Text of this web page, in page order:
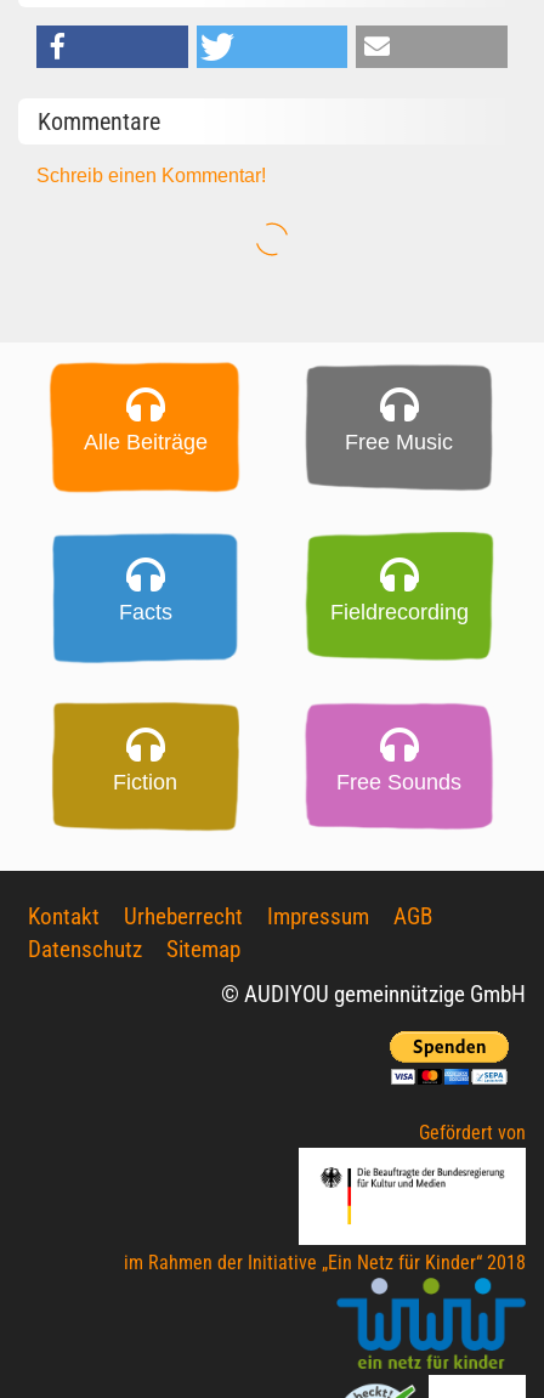
Kommentare
Schreib einen Kommentar!
Alle Beiträge Free Music
Facts Fieldrecording
Fiction Free Sounds
Kontakt Urheberrecht Impressum
AGB
Datenschutz
Sitemap
© AUDIYOU gemeinnützige GmbH
Gefördert von
im Rahmen der Initiative „Ein Netz für Kinder“ 2018